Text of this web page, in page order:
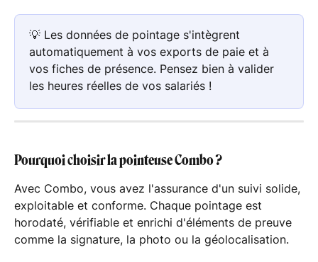
💡 Les données de pointage s'intègrent
automatiquement à vos exports de paie et à
vos fiches de présence. Pensez bien à valider
les heures réelles de vos salariés !
Pourquoi choisir la pointeuse Combo ?
Avec Combo, vous avez l'assurance d'un suivi solide,
exploitable et conforme. Chaque pointage est
horodaté, vérifiable et enrichi d'éléments de preuve
comme la signature, la photo ou la géolocalisation.